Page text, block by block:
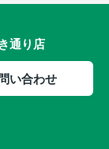
通り店
い合わせ